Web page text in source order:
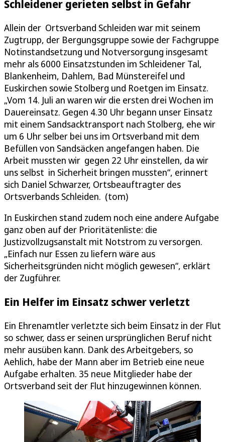
Schleidener gerieten selbst in Gefahr
Allein der Ortsverband Schleiden war mit seinem
Zugtrupp, der Bergungsgruppe sowie der Fachgruppe
Notinstandsetzung und Notversorgung insgesamt
mehr als 6000 Einsatzstunden im Schleidener Tal,
Blankenheim, Dahlem, Bad Münstereifel und
Euskirchen sowie Stolberg und Roetgen im Einsatz.
„Vom 14. Juli an waren wir die ersten drei Wochen im
Dauereinsatz. Gegen 4.30 Uhr begann unser Einsatz
mit einem Sandsacktransport nach Stolberg, ehe wir
um 6 Uhr selber bei uns im Ortsverband mit dem
Befüllen von Sandsäcken angefangen haben. Die
Arbeit mussten wir gegen 22 Uhr einstellen, da wir
uns selbst in Sicherheit bringen mussten“, erinnert
sich Daniel Schwarzer, Ortsbeauftragter des
Ortsverbands Schleiden. (tom)
In Euskirchen stand zudem noch eine andere Aufgabe
ganz oben auf der Prioritätenliste: die
Justizvollzugsanstalt mit Notstrom zu versorgen.
„Einfach nur Essen zu liefern wäre aus
Sicherheitsgründen nicht möglich gewesen“, erklärt
der Zugführer.
Ein Helfer im Einsatz schwer verletzt
Ein Ehrenamtler verletzte sich beim Einsatz in der Flut
so schwer, dass er seinen ursprünglichen Beruf nicht
mehr ausüben kann. Dank des Arbeitgebers, so
Aehlich, habe der Mann aber im Betrieb eine neue
Aufgabe erhalten. 35 neue Mitglieder habe der
Ortsverband seit der Flut hinzugewinnen können.